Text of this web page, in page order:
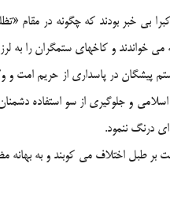
بي خبر بودند كه چگونه در مقام
خواندند و كاخهاي ستمگران را به
در پاسداري از حريم امت و
و جلوگيري از سو استفاده
درنگ ننمود.
بر طبل اختلاف مي كوبند و به